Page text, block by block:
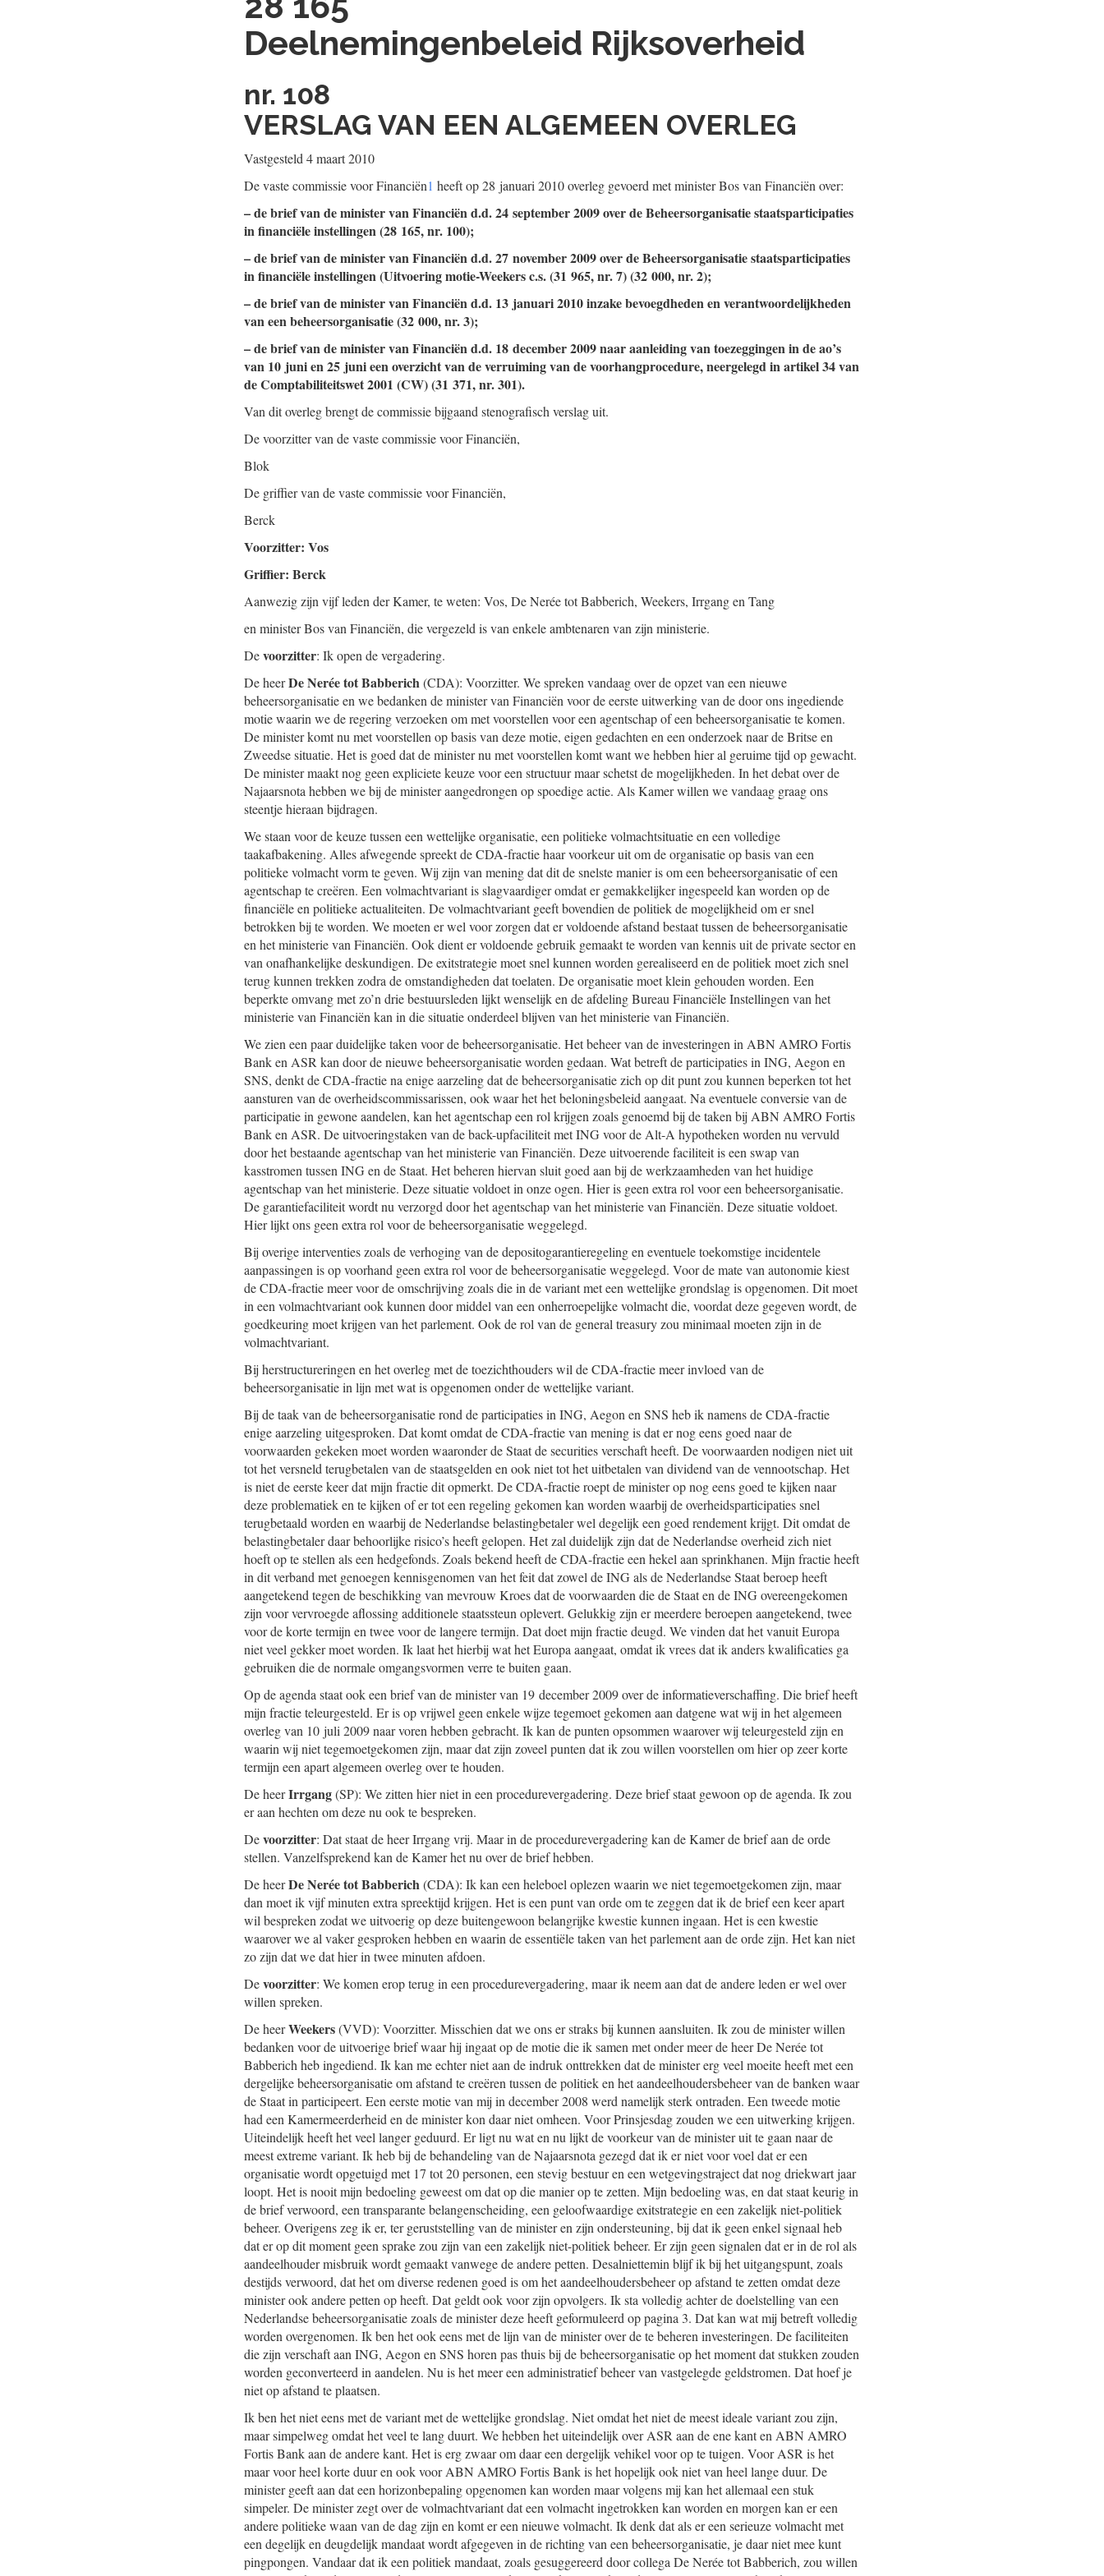
Deelnemingenbeleid Rijksoverheid
nr. 108
VERSLAG VAN EEN ALGEMEEN OVERLEG
Vastgesteld 4 maart 2010
De vaste commissie voor Financiën1 heeft op 28 januari 2010 overleg gevoerd met minister Bos van Financiën over:
– de brief van de minister van Financiën d.d. 24 september 2009 over de Beheersorganisatie staatsparticipaties
in financiële instellingen (28 165, nr. 100);
– de brief van de minister van Financiën d.d. 27 november 2009 over de Beheersorganisatie staatsparticipaties
in financiële instellingen (Uitvoering motie-Weekers c.s. (31 965, nr. 7) (32 000, nr. 2);
– de brief van de minister van Financiën d.d. 13 januari 2010 inzake bevoegdheden en verantwoordelijkheden
van een beheersorganisatie (32 000, nr. 3);
– de brief van de minister van Financiën d.d. 18 december 2009 naar aanleiding van toezeggingen in de ao’s
van 10 juni en 25 juni een overzicht van de verruiming van de voorhangprocedure, neergelegd in artikel 34 van
de Comptabiliteitswet 2001 (CW) (31 371, nr. 301).
Van dit overleg brengt de commissie bijgaand stenografisch verslag uit.
De voorzitter van de vaste commissie voor Financiën,
Blok
De griffier van de vaste commissie voor Financiën,
Berck
Voorzitter: Vos
Griffier: Berck
Aanwezig zijn vijf leden der Kamer, te weten: Vos, De Nerée tot Babberich, Weekers, Irrgang en Tang
en minister Bos van Financiën, die vergezeld is van enkele ambtenaren van zijn ministerie.
Devoorzitter: Ik open de vergadering.
De heerDe Nerée tot Babberich(CDA): Voorzitter. We spreken vandaag over de opzet van een nieuwe
beheersorganisatie en we bedanken de minister van Financiën voor de eerste uitwerking van de door ons ingediende
motie waarin we de regering verzoeken om met voorstellen voor een agentschap of een beheersorganisatie te komen.
De minister komt nu met voorstellen op basis van deze motie, eigen gedachten en een onderzoek naar de Britse en
Zweedse situatie. Het is goed dat de minister nu met voorstellen komt want we hebben hier al geruime tijd op gewacht.
De minister maakt nog geen expliciete keuze voor een structuur maar schetst de mogelijkheden. In het debat over de
Najaarsnota hebben we bij de minister aangedrongen op spoedige actie. Als Kamer willen we vandaag graag ons
steentje hieraan bijdragen.
We staan voor de keuze tussen een wettelijke organisatie, een politieke volmachtsituatie en een volledige
taakafbakening. Alles afwegende spreekt de CDA-fractie haar voorkeur uit om de organisatie op basis van een
politieke volmacht vorm te geven. Wij zijn van mening dat dit de snelste manier is om een beheersorganisatie of een
agentschap te creëren. Een volmachtvariant is slagvaardiger omdat er gemakkelijker ingespeeld kan worden op de
financiële en politieke actualiteiten. De volmachtvariant geeft bovendien de politiek de mogelijkheid om er snel
betrokken bij te worden. We moeten er wel voor zorgen dat er voldoende afstand bestaat tussen de beheersorganisatie
en het ministerie van Financiën. Ook dient er voldoende gebruik gemaakt te worden van kennis uit de private sector en
van onafhankelijke deskundigen. De exitstrategie moet snel kunnen worden gerealiseerd en de politiek moet zich snel
terug kunnen trekken zodra de omstandigheden dat toelaten. De organisatie moet klein gehouden worden. Een
beperkte omvang met zo’n drie bestuursleden lijkt wenselijk en de afdeling Bureau Financiële Instellingen van het
ministerie van Financiën kan in die situatie onderdeel blijven van het ministerie van Financiën.
We zien een paar duidelijke taken voor de beheersorganisatie. Het beheer van de investeringen in ABN AMRO Fortis
Bank en ASR kan door de nieuwe beheersorganisatie worden gedaan. Wat betreft de participaties in ING, Aegon en
SNS, denkt de CDA-fractie na enige aarzeling dat de beheersorganisatie zich op dit punt zou kunnen beperken tot het
aansturen van de overheidscommissarissen, ook waar het het beloningsbeleid aangaat. Na eventuele conversie van de
participatie in gewone aandelen, kan het agentschap een rol krijgen zoals genoemd bij de taken bij ABN AMRO Fortis
Bank en ASR. De uitvoeringstaken van de back-upfaciliteit met ING voor de Alt-A hypotheken worden nu vervuld
door het bestaande agentschap van het ministerie van Financiën. Deze uitvoerende faciliteit is een swap van
kasstromen tussen ING en de Staat. Het beheren hiervan sluit goed aan bij de werkzaamheden van het huidige
agentschap van het ministerie. Deze situatie voldoet in onze ogen. Hier is geen extra rol voor een beheersorganisatie.
De garantiefaciliteit wordt nu verzorgd door het agentschap van het ministerie van Financiën. Deze situatie voldoet.
Hier lijkt ons geen extra rol voor de beheersorganisatie weggelegd.
Bij overige interventies zoals de verhoging van de depositogarantieregeling en eventuele toekomstige incidentele
aanpassingen is op voorhand geen extra rol voor de beheersorganisatie weggelegd. Voor de mate van autonomie kiest
de CDA-fractie meer voor de omschrijving zoals die in de variant met een wettelijke grondslag is opgenomen. Dit moet
in een volmachtvariant ook kunnen door middel van een onherroepelijke volmacht die, voordat deze gegeven wordt, de
goedkeuring moet krijgen van het parlement. Ook de rol van de general treasury zou minimaal moeten zijn in de
volmachtvariant.
Bij herstructureringen en het overleg met de toezichthouders wil de CDA-fractie meer invloed van de
beheersorganisatie in lijn met wat is opgenomen onder de wettelijke variant.
Bij de taak van de beheersorganisatie rond de participaties in ING, Aegon en SNS heb ik namens de CDA-fractie
enige aarzeling uitgesproken. Dat komt omdat de CDA-fractie van mening is dat er nog eens goed naar de
voorwaarden gekeken moet worden waaronder de Staat de securities verschaft heeft. De voorwaarden nodigen niet uit
tot het versneld terugbetalen van de staatsgelden en ook niet tot het uitbetalen van dividend van de vennootschap. Het
is niet de eerste keer dat mijn fractie dit opmerkt. De CDA-fractie roept de minister op nog eens goed te kijken naar
deze problematiek en te kijken of er tot een regeling gekomen kan worden waarbij de overheidsparticipaties snel
terugbetaald worden en waarbij de Nederlandse belastingbetaler wel degelijk een goed rendement krijgt. Dit omdat de
belastingbetaler daar behoorlijke risico’s heeft gelopen. Het zal duidelijk zijn dat de Nederlandse overheid zich niet
hoeft op te stellen als een hedgefonds. Zoals bekend heeft de CDA-fractie een hekel aan sprinkhanen. Mijn fractie heeft
in dit verband met genoegen kennisgenomen van het feit dat zowel de ING als de Nederlandse Staat beroep heeft
aangetekend tegen de beschikking van mevrouw Kroes dat de voorwaarden die de Staat en de ING overeengekomen
zijn voor vervroegde aflossing additionele staatssteun oplevert. Gelukkig zijn er meerdere beroepen aangetekend, twee
voor de korte termijn en twee voor de langere termijn. Dat doet mijn fractie deugd. We vinden dat het vanuit Europa
niet veel gekker moet worden. Ik laat het hierbij wat het Europa aangaat, omdat ik vrees dat ik anders kwalificaties ga
gebruiken die de normale omgangsvormen verre te buiten gaan.
Op de agenda staat ook een brief van de minister van 19 december 2009 over de informatieverschaffing. Die brief heeft
mijn fractie teleurgesteld. Er is op vrijwel geen enkele wijze tegemoet gekomen aan datgene wat wij in het algemeen
overleg van 10 juli 2009 naar voren hebben gebracht. Ik kan de punten opsommen waarover wij teleurgesteld zijn en
waarin wij niet tegemoetgekomen zijn, maar dat zijn zoveel punten dat ik zou willen voorstellen om hier op zeer korte
termijn een apart algemeen overleg over te houden.
De heerIrrgang(SP): We zitten hier niet in een procedurevergadering. Deze brief staat gewoon op de agenda. Ik zou
er aan hechten om deze nu ook te bespreken.
Devoorzitter: Dat staat de heer Irrgang vrij. Maar in de procedurevergadering kan de Kamer de brief aan de orde
stellen. Vanzelfsprekend kan de Kamer het nu over de brief hebben.
De heerDe Nerée tot Babberich(CDA): Ik kan een heleboel oplezen waarin we niet tegemoetgekomen zijn, maar
dan moet ik vijf minuten extra spreektijd krijgen. Het is een punt van orde om te zeggen dat ik de brief een keer apart
wil bespreken zodat we uitvoerig op deze buitengewoon belangrijke kwestie kunnen ingaan. Het is een kwestie
waarover we al vaker gesproken hebben en waarin de essentiële taken van het parlement aan de orde zijn. Het kan niet
zo zijn dat we dat hier in twee minuten afdoen.
Devoorzitter: We komen erop terug in een procedurevergadering, maar ik neem aan dat de andere leden er wel over
willen spreken.
De heerWeekers(VVD): Voorzitter. Misschien dat we ons er straks bij kunnen aansluiten. Ik zou de minister willen
bedanken voor de uitvoerige brief waar hij ingaat op de motie die ik samen met onder meer de heer De Nerée tot
Babberich heb ingediend. Ik kan me echter niet aan de indruk onttrekken dat de minister erg veel moeite heeft met een
dergelijke beheersorganisatie om afstand te creëren tussen de politiek en het aandeelhoudersbeheer van de banken waar
de Staat in participeert. Een eerste motie van mij in december 2008 werd namelijk sterk ontraden. Een tweede motie
had een Kamermeerderheid en de minister kon daar niet omheen. Voor Prinsjesdag zouden we een uitwerking krijgen.
Uiteindelijk heeft het veel langer geduurd. Er ligt nu wat en nu lijkt de voorkeur van de minister uit te gaan naar de
meest extreme variant. Ik heb bij de behandeling van de Najaarsnota gezegd dat ik er niet voor voel dat er een
organisatie wordt opgetuigd met 17 tot 20 personen, een stevig bestuur en een wetgevingstraject dat nog driekwart jaar
loopt. Het is nooit mijn bedoeling geweest om dat op die manier op te zetten. Mijn bedoeling was, en dat staat keurig in
de brief verwoord, een transparante belangenscheiding, een geloofwaardige exitstrategie en een zakelijk niet-politiek
beheer. Overigens zeg ik er, ter geruststelling van de minister en zijn ondersteuning, bij dat ik geen enkel signaal heb
dat er op dit moment geen sprake zou zijn van een zakelijk niet-politiek beheer. Er zijn geen signalen dat er in de rol als
aandeelhouder misbruik wordt gemaakt vanwege de andere petten. Desalniettemin blijf ik bij het uitgangspunt, zoals
destijds verwoord, dat het om diverse redenen goed is om het aandeelhoudersbeheer op afstand te zetten omdat deze
minister ook andere petten op heeft. Dat geldt ook voor zijn opvolgers. Ik sta volledig achter de doelstelling van een
Nederlandse beheersorganisatie zoals de minister deze heeft geformuleerd op pagina 3. Dat kan wat mij betreft volledig
worden overgenomen. Ik ben het ook eens met de lijn van de minister over de te beheren investeringen. De faciliteiten
die zijn verschaft aan ING, Aegon en SNS horen pas thuis bij de beheersorganisatie op het moment dat stukken zouden
worden geconverteerd in aandelen. Nu is het meer een administratief beheer van vastgelegde geldstromen. Dat hoef je
niet op afstand te plaatsen.
Ik ben het niet eens met de variant met de wettelijke grondslag. Niet omdat het niet de meest ideale variant zou zijn,
maar simpelweg omdat het veel te lang duurt. We hebben het uiteindelijk over ASR aan de ene kant en ABN AMRO
Fortis Bank aan de andere kant. Het is erg zwaar om daar een dergelijk vehikel voor op te tuigen. Voor ASR is het
maar voor heel korte duur en ook voor ABN AMRO Fortis Bank is het hopelijk ook niet van heel lange duur. De
minister geeft aan dat een horizonbepaling opgenomen kan worden maar volgens mij kan het allemaal een stuk
simpeler. De minister zegt over de volmachtvariant dat een volmacht ingetrokken kan worden en morgen kan er een
andere politieke waan van de dag zijn en komt er een nieuwe volmacht. Ik denk dat als er een serieuze volmacht met
een degelijk en deugdelijk mandaat wordt afgegeven in de richting van een beheersorganisatie, je daar niet mee kunt
pingpongen. Vandaar dat ik een politiek mandaat, zoals gesuggereerd door collega De Nerée tot Babberich, zou willen